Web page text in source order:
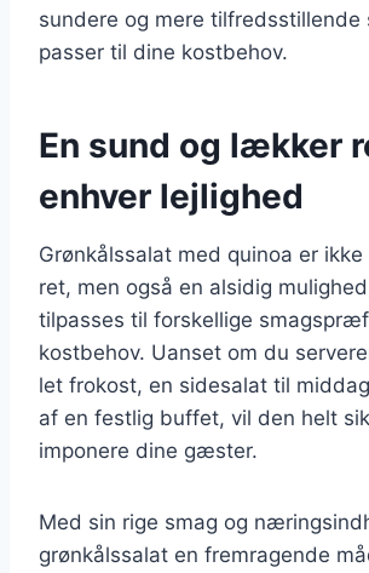
sundere og mere tilfredsstillende
passer til dine kostbehov.
En sund og lækker
enhver lejlighed
Grønkålssalat med quinoa er ikke
ret, men også en alsidig
tilpasses til forskellige
kostbehov. Uanset om du
let frokost, en sidesalat til
af en festlig buffet, vil den helt
imponere dine gæster.
Med sin rige smag og
grønkålssalat en fremragende